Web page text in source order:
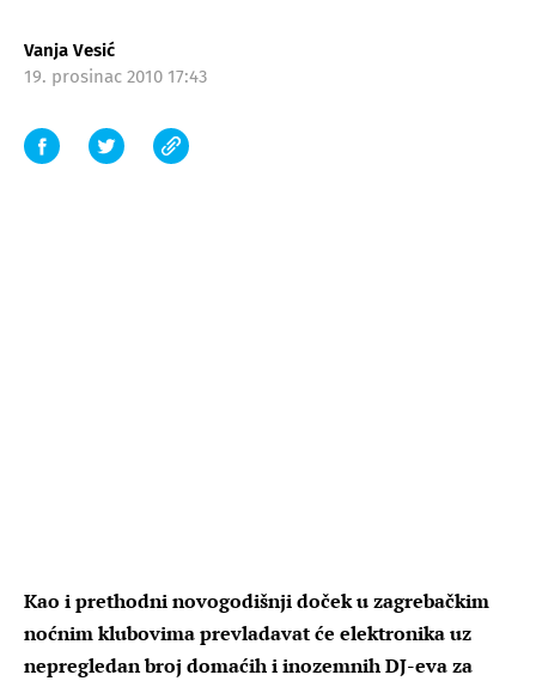
Vanja Vesić
19. prosinac 2010 17:43
Kao i prethodni novogodišnji doček u zagrebačkim
noćnim klubovima prevladavat će elektronika uz
nepregledan broj domaćih i inozemnih DJ-eva za